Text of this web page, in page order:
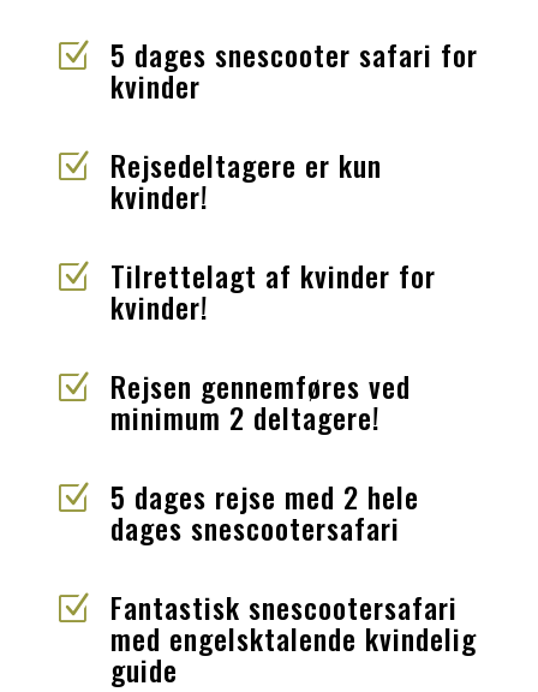
Z 5 dages snescooter safari for
kvinder
Z Rejsedeltagere er kun
kvinder!
Z Tilrettelagt af kvinder for
kvinder!
Z Rejsen gennemføres ved
minimum 2 deltagere!
Z 5 dages rejse med 2 hele
dages snescootersafari
Z Fantastisk snescootersafari
med engelsktalende kvindelig
guide